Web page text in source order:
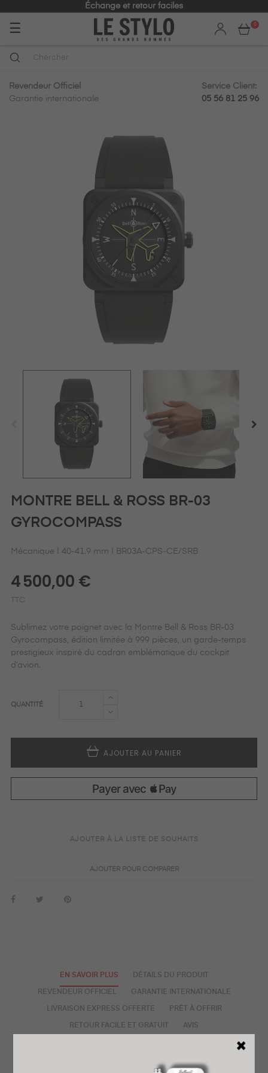
Échange et retour faciles
Basculer
navigation
☰ 0
Revendeur Officiel
Garantie internationale
Service Client:
05 56 81 25 96
MONTRE BELL & ROSS BR-03
GYROCOMPASS
Mécanique | 40-41.9 mm | BR03A-CPS-CE/SRB
4 500,00 €
TTC
Sublimez votre poignet avec la Montre Bell & Ross BR-03
Gyrocompass, édition limitée à 999 pièces, un garde-temps
prestigieux inspiré du cadran emblématique du cockpit
d’avion.
QUANTITÉ
AJOUTER AU PANIER
AJOUTER À LA LISTE DE SOUHAITS
AJOUTER POUR COMPARER
EN SAVOIR PLUS DÉTAILS DU PRODUIT
REVENDEUR OFFICIEL GARANTIE INTERNATIONALE
LIVRAISON EXPRESS OFFERTE PRÊT À OFFRIR
RETOUR FACILE ET GRATUIT AVIS
La Montre Bell & Ross BR-03 Gyrocompass 41 mm, édition